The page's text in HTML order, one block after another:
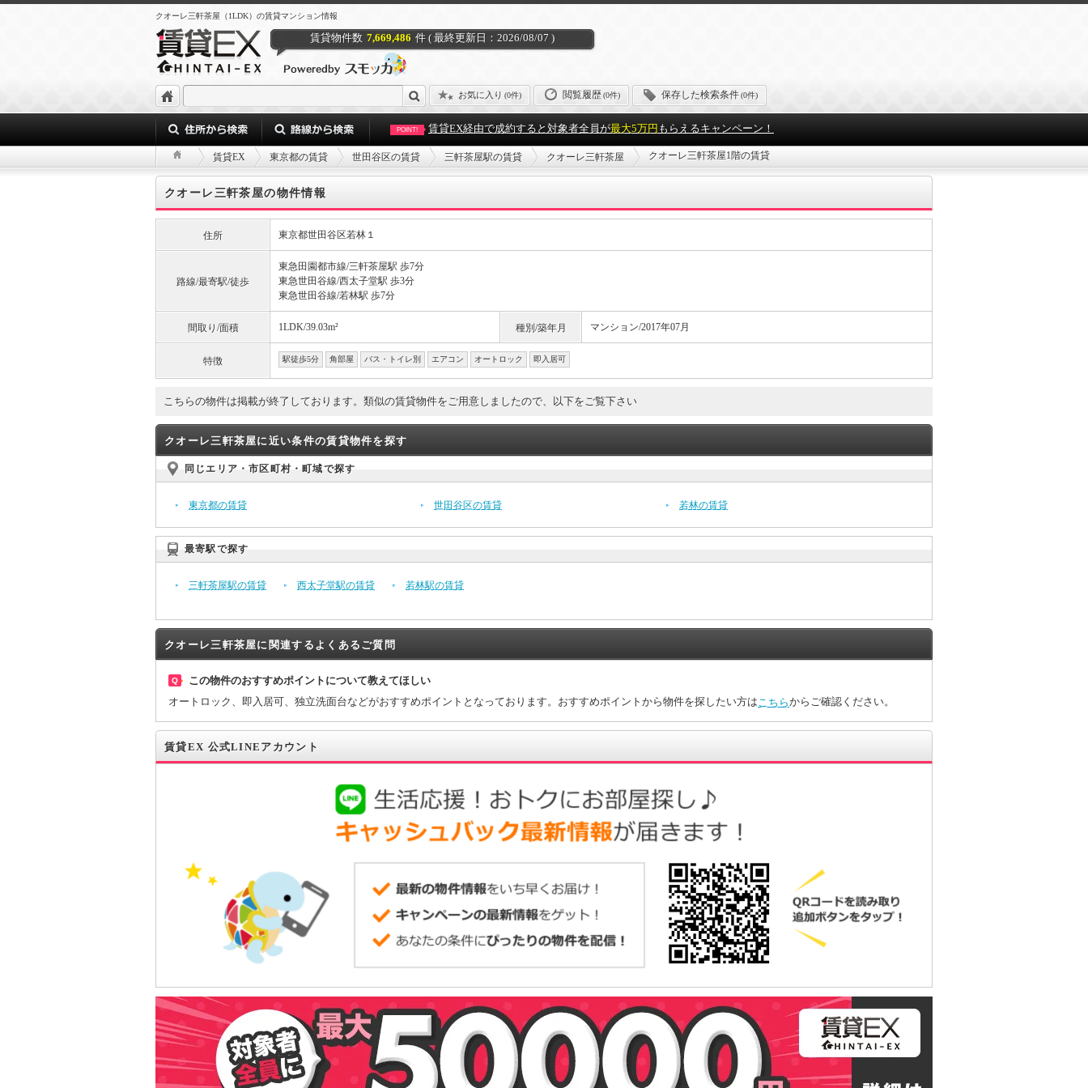
クオーレ三軒茶屋（1LDK）の賃貸マンション情報
賃貸物件数 7,669,486 件 ( 最終更新日：2026/08/07 )
お気に入り (0件) 閲覧履歴(0件) 保存した検索条件(0件)
POINT! 賃貸EX経由で成約すると対象者全員が最大5万円 もらえるキャンペーン！
賃貸EX 東京都の賃貸 世田谷区の賃貸 三軒茶屋駅の賃貸 クオーレ三軒茶屋 クオーレ三軒茶屋1階の賃貸
クオーレ三軒茶屋の物件情報
住所 東京都世田谷区若林１
路線/最寄駅/徒歩
東急田園都市線/三軒茶屋駅 歩7分
東急世田谷線/西太子堂駅 歩3分
東急世田谷線/若林駅 歩7分
間取り/面積 1LDK/39.03m² 種別/築年月 マンション/2017年07月
特徴 駅徒歩5分 角部屋 バス・トイレ別 エアコン オートロック 即入居可
こちらの物件は掲載が終了しております。類似の賃貸物件をご用意しましたので、以下をご覧下さい
クオーレ三軒茶屋に近い条件の賃貸物件を探す
同じエリア・市区町村・町域で探す
東京都の賃貸 世田谷区の賃貸 若林の賃貸
最寄駅で探す
三軒茶屋駅の賃貸 西太子堂駅の賃貸 若林駅の賃貸
クオーレ三軒茶屋に関連するよくあるご質問
Q
この物件のおすすめポイントについて教えてほしい
オートロック、即入居可、独立洗面台などがおすすめポイントとなっております。おすすめポイントから物件を探したい方はこちらからご確認ください。
賃貸EX 公式LINEアカウント